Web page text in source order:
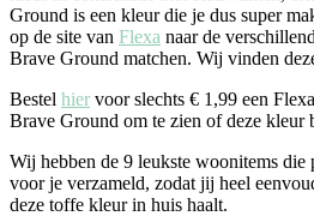
Ground is een kleur die je dus super
op de site van Flexa naar de
Brave Ground matchen. Wij vinden
Bestel hier voor slechts € 1,99 een
Brave Ground om te zien of deze kleur
Wij hebben de 9 leukste woonitems die
voor je verzameld, zodat jij heel
deze toffe kleur in huis haalt.